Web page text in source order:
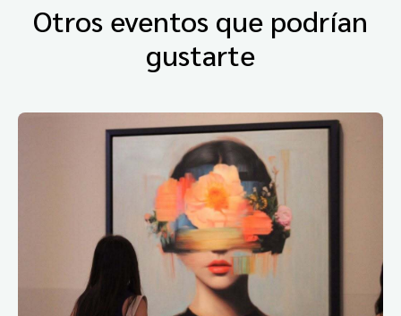
Otros eventos que podrían
gustarte